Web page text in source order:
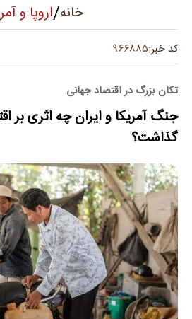
خانه/اروپا و
کد خبر:۹۶۶۸۸۵
تکان بزرگ در اقتصاد جهانی
جنگ آمریکا و ایران چه اثری بر
گذاشت؟